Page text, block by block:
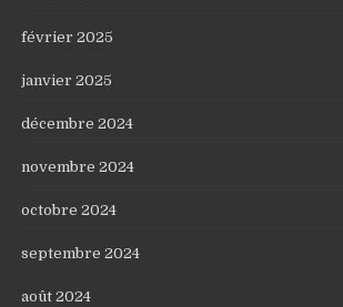
février 2025
janvier 2025
décembre 2024
novembre 2024
octobre 2024
septembre 2024
août 2024